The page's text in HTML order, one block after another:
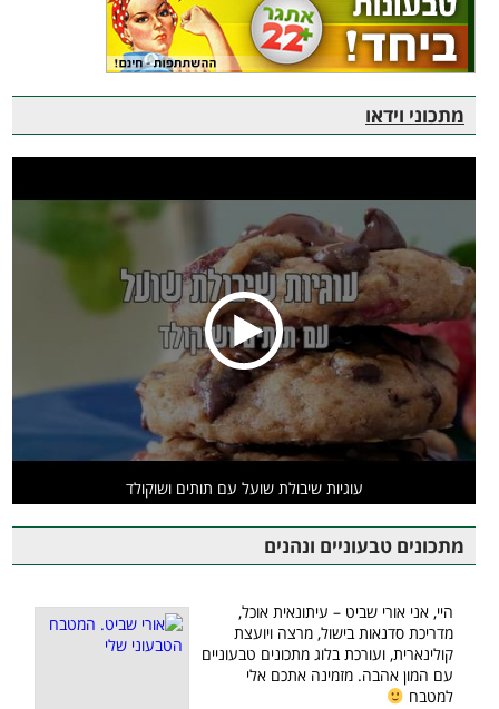
מתכוני וידאו
עוגיות שיבולת שועל עם תותים ושוקולד
מתכונים טבעוניים ונהנים
היי, אני אורי שביט – עיתונאית אוכל,
מדריכת סדנאות בישול, מרצה ויועצת
קולינארית, ועורכת בלוג מתכונים טבעוניים
עם המון אהבה. מזמינה אתכם אלי
למטבח